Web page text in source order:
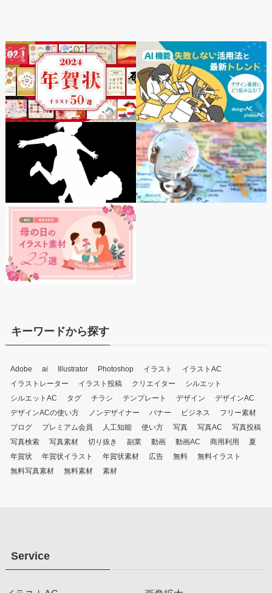
キーワードから探す
Adobe ai Illustrator Photoshop イラスト
イラストAC
イラストレーター
イラスト投稿 クリエイター
シルエット
シルエットAC
タグ チラシ テンプレート デザイン
デザインAC
デザインACの使い方
ノンデザイナー バナー ビジネス
フリー素材
ブログ
プレミアム会員 人工知能 使い方 写真 写真AC
写真投稿
写真検索
写真素材 切り抜き 副業 動画 動画AC 商用利用
夏
年賀状
年賀状イラスト 年賀状素材 広告 無料
無料イラスト
無料写真素材
無料素材 素材
Service